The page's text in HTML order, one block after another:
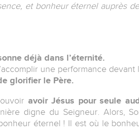
et bonheur éternel auprès
déjà dans l’éternité.
une performance devant
glorifier le Père.
avoir Jésus pour seule
digne du Seigneur. Alors,
éternel ! Il est où le